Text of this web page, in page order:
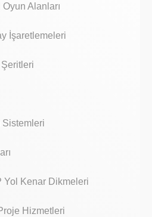
Alanları
İşaretlemeleri
Yol Kenar Dikmeleri
Hizmetleri